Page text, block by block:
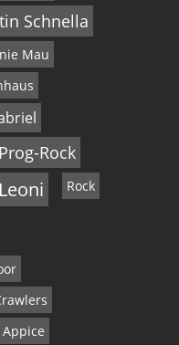
Schnella
Mau
Prog-Rock
Rock